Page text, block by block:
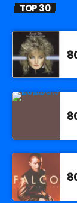
TOP 30